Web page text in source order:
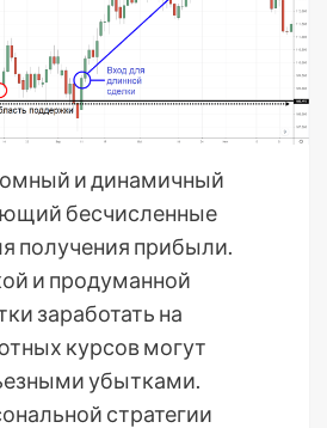
и динамичный
бесчисленные
получения прибыли.
и продуманной
заработать на
курсов могут
убытками.
стратегии